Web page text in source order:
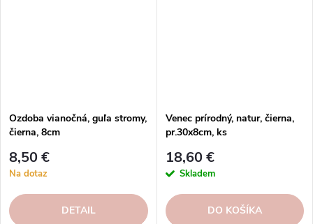
Ozdoba vianočná, guľa stromy,
čierna, 8cm
8,50 €
Na dotaz
DETAIL
Venec prírodný, natur, čierna,
pr.30x8cm, ks
18,60 €
Skladem
DO KOŠÍKA